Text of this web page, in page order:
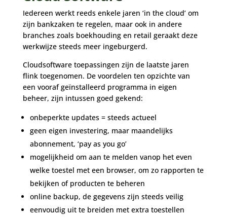
Iedereen werkt reeds enkele jaren ‘in the cloud’ om
zijn bankzaken te regelen, maar ook in andere
branches zoals boekhouding en retail geraakt deze
werkwijze steeds meer ingeburgerd.
Cloudsoftware toepassingen zijn de laatste jaren
flink toegenomen. De voordelen ten opzichte van
een vooraf geïnstalleerd programma in eigen
beheer, zijn intussen goed gekend:
onbeperkte updates = steeds actueel
geen eigen investering, maar maandelijks
abonnement, ‘pay as you go’
mogelijkheid om aan te melden vanop het even
welke toestel met een browser, om zo rapporten te
bekijken of producten te beheren
online backup, de gegevens zijn steeds veilig
eenvoudig uit te breiden met extra toestellen